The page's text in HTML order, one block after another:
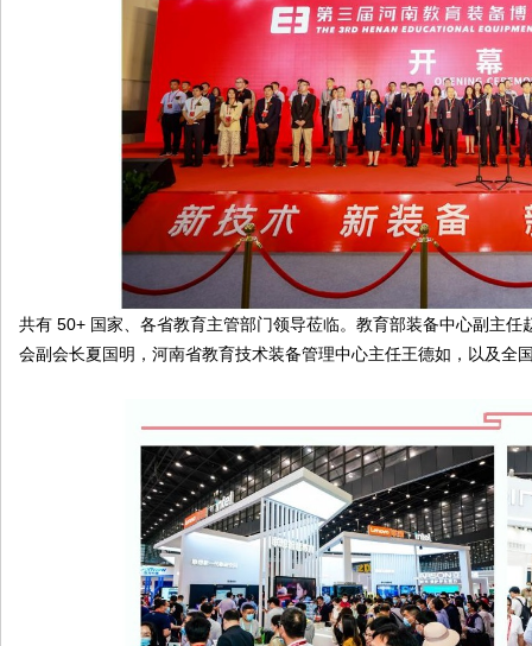
共有 50+ 国家、各省教育主管部门领导莅临。教育部装备中心副主
会副会长夏国明，河南省教育技术装备管理中心主任王德如，以及全